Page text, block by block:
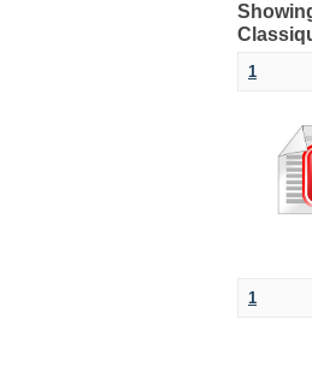
1
1